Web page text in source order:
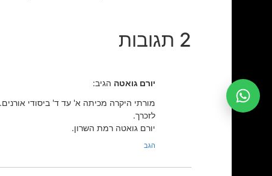
2 תגובות
יורם גואטה הגיב:
מורתי היקרה מכיתה א' עד ד' ביסודי אורנים.
לזכרך.
יורם גואטה רמת השרון.
הגב